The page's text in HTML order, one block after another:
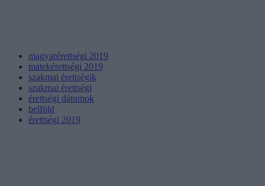
magyarérettségi 2019
matekérettségi 2019
szakmai érettségik
szakmai érettségi
érettségi dátumok
belföld
érettségi 2019